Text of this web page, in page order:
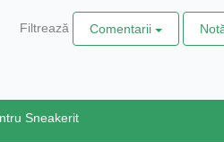
Filtrează Comentarii
Sneakerit